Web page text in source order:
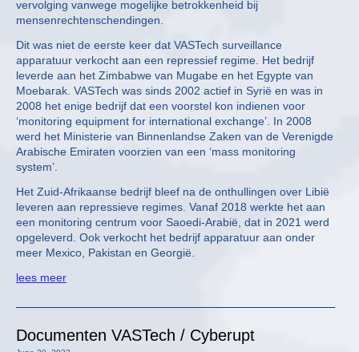
vervolging vanwege mogelijke betrokkenheid bij
mensenrechtenschendingen.
Dit was niet de eerste keer dat VASTech surveillance
apparatuur verkocht aan een repressief regime. Het bedrijf
leverde aan het Zimbabwe van Mugabe en het Egypte van
Moebarak. VASTech was sinds 2002 actief in Syrië en was in
2008 het enige bedrijf dat een voorstel kon indienen voor
‘monitoring equipment for international exchange’. In 2008
werd het Ministerie van Binnenlandse Zaken van de Verenigde
Arabische Emiraten voorzien van een ‘mass monitoring
system’.
Het Zuid-Afrikaanse bedrijf bleef na de onthullingen over Libië
leveren aan repressieve regimes. Vanaf 2018 werkte het aan
een monitoring centrum voor Saoedi-Arabië, dat in 2021 werd
opgeleverd. Ook verkocht het bedrijf apparatuur aan onder
meer Mexico, Pakistan en Georgië.
lees meer
Documenten VASTech / Cyberupt